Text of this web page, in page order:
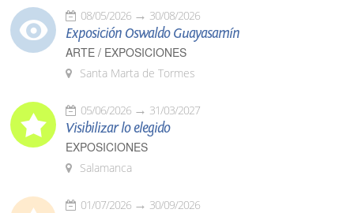
08/05/2026 30/08/2026
Exposición Oswaldo Guayasamín
ARTE / EXPOSICIONES
Santa Marta de Tormes
05/06/2026 31/03/2027
Visibilizar lo elegido
EXPOSICIONES
Salamanca
01/07/2026 30/09/2026